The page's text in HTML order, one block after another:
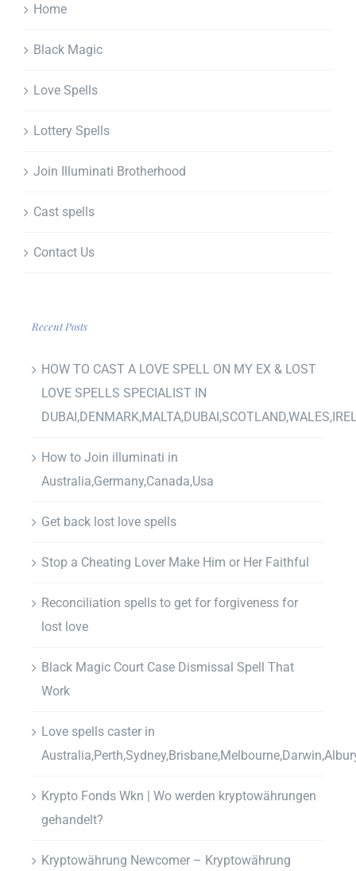
Home
Black Magic
Love Spells
Lottery Spells
Join Illuminati Brotherhood
Cast spells
Contact Us
Recent Posts
HOW TO CAST A LOVE SPELL ON MY EX & LOST
LOVE SPELLS SPECIALIST IN
How to Join illuminati in
Australia,Germany,Canada,Usa
Get back lost love spells
Stop a Cheating Lover Make Him or Her Faithful
Reconciliation spells to get for forgiveness for
lost love
Black Magic Court Case Dismissal Spell That
Work
Love spells caster in
Krypto Fonds Wkn | Wo werden kryptowährungen
gehandelt?
Kryptowährung Newcomer – Kryptowährung